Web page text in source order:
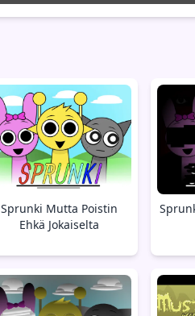
Sprunki Mutta Poistin
Ehkä Jokaiselta